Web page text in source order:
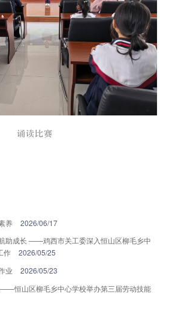
诵读比赛
养
2026/06/17
助成长 ——鸡西市关工委深入恒山区柳毛乡中
作
2026/05/25
业
2026/05/23
恒山区柳毛乡中心学校举办第三届劳动技能